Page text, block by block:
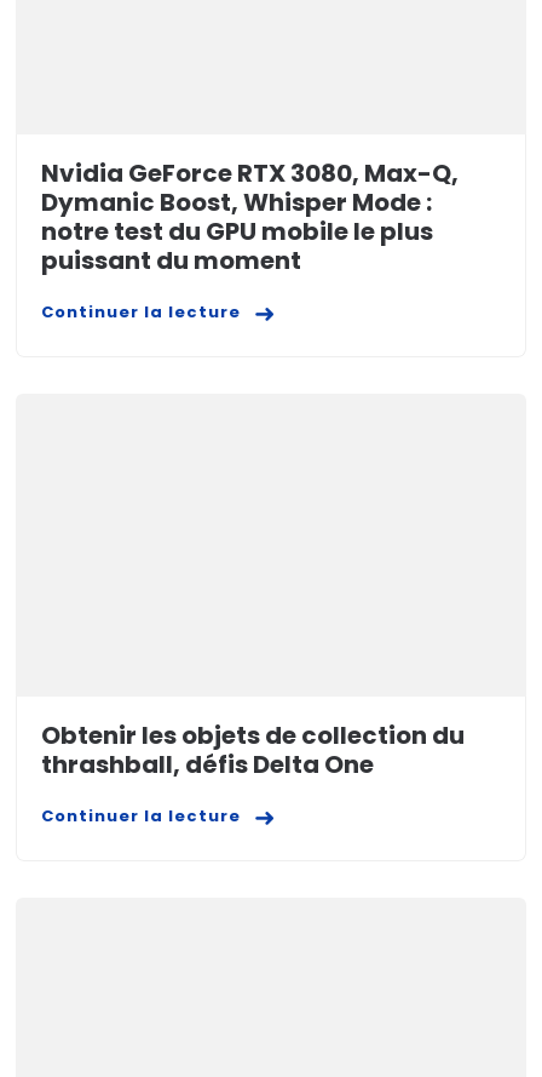
Nvidia GeForce RTX 3080, Max-Q,
Dymanic Boost, Whisper Mode :
notre test du GPU mobile le plus
puissant du moment
Continuer la lecture
Obtenir les objets de collection du
thrashball, défis Delta One
Continuer la lecture